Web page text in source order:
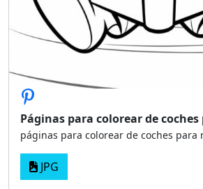
Páginas para colorear de
páginas para colorear de coches para
JPG